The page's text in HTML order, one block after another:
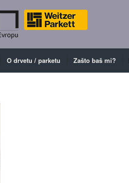
O drvetu / parketu Zašto baš mi?